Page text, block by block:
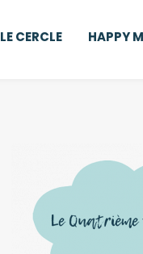
LE CERCLE HAPPY